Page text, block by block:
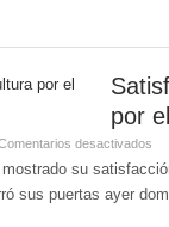
por
desactivados
su
sus puertas ayer